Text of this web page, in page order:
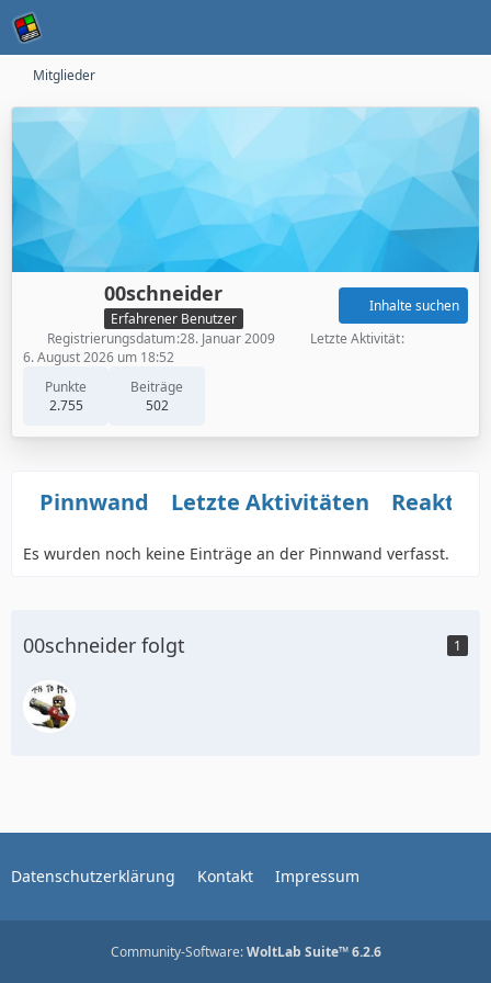
Mitglieder
00schneider
Erfahrener Benutzer
Punkte
2.755
Beiträge
502
Inhalte suchen
Registrierungsdatum 28. Januar 2009
Letzte Aktivität
6. August 2026 um 18:52
Pinnwand Letzte Aktivitäten
Es wurden noch keine Einträge an der Pinnwand verfasst.
00schneider folgt 1
Datenschutzerklärung Kontakt Impressum
Community-Software:WoltLab Suite™ 6.2.6